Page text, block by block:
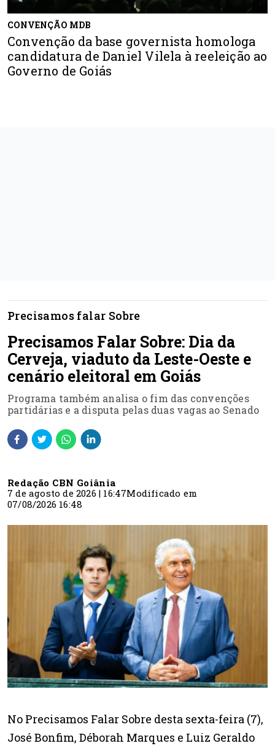
CONVENÇÃO MDB
Convenção da base governista homologa
candidatura de Daniel Vilela à reeleição ao
Governo de Goiás
Precisamos falar Sobre
Precisamos Falar Sobre: Dia da
Cerveja, viaduto da Leste-Oeste e
cenário eleitoral em Goiás
Programa também analisa o fim das convenções
partidárias e a disputa pelas duas vagas ao Senado
Redação CBN Goiânia
7 de agosto de 2026 | 16:47Modificado em
07/08/2026 16:48
No Precisamos Falar Sobre desta sexta-feira (7),
José Bonfim, Déborah Marques e Luiz Geraldo